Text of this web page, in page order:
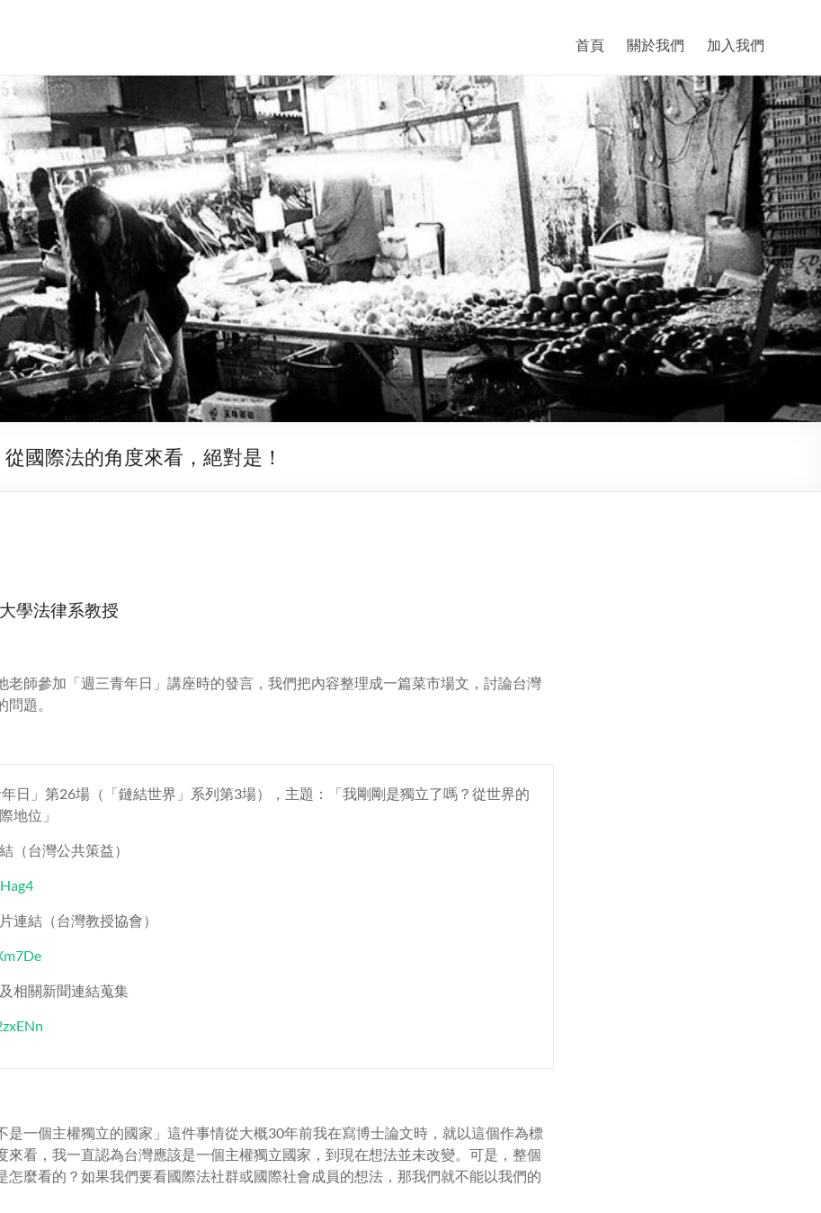
首頁 關於我們 加入我們
國際法的角度來看，絕對是！
學法律系教授
老師參加「週三青年日」講座時的發言，我們把內容整理成一篇菜市場文，討論台灣
題。
年日」第26場（「鏈結世界」系列第3場），主題：「我剛剛是獨立了嗎？從世界的
地位」
（台灣公共策益）
連結（台灣教授協會）
相關新聞連結蒐集
是一個主權獨立的國家」這件事情從大概30年前我在寫博士論文時，就以這個作為標
來看，我一直認為台灣應該是一個主權獨立國家，到現在想法並未改變。可是，整個
怎麼看的？如果我們要看國際法社群或國際社會成員的想法，那我們就不能以我們的